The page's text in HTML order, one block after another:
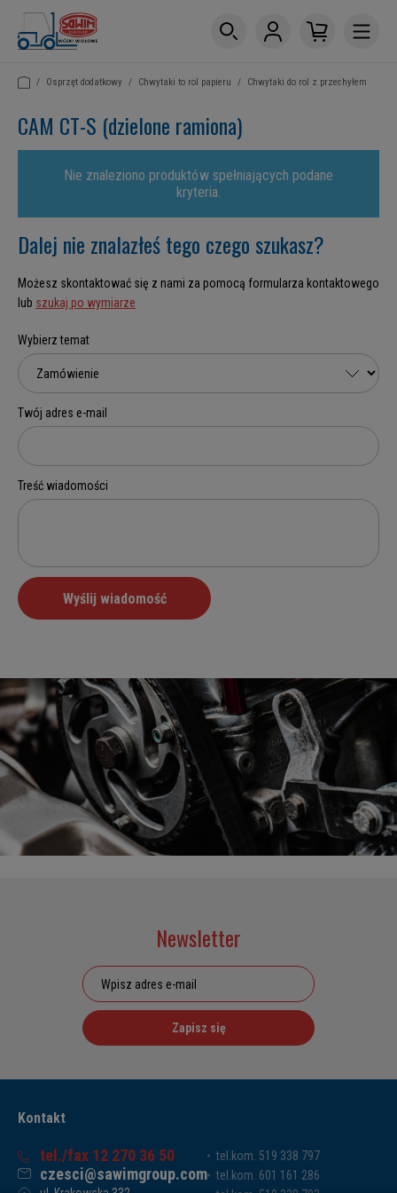
/ Osprzęt dodatkowy / Chwytaki to rol papieru / Chwytaki do rol z przechyłem
CAM CT-S (dzielone ramiona)
Nie znaleziono produktów spełniających podane
kryteria.
Dalej nie znalazłeś tego czego szukasz?
Możesz skontaktować się z nami za pomocą formularza kontaktowego
lub szukaj po wymiarze
Newsletter
Zapisz się
Kontakt
tel./fax 12 270 36 50
czesci@sawimgroup.com
tel.kom. 519 338 797
tel.kom. 601 161 286